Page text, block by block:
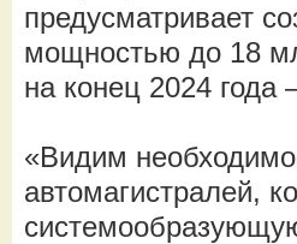
предусматривает
мощностью до 18
на конец 2024
«Видим
автомагистралей,